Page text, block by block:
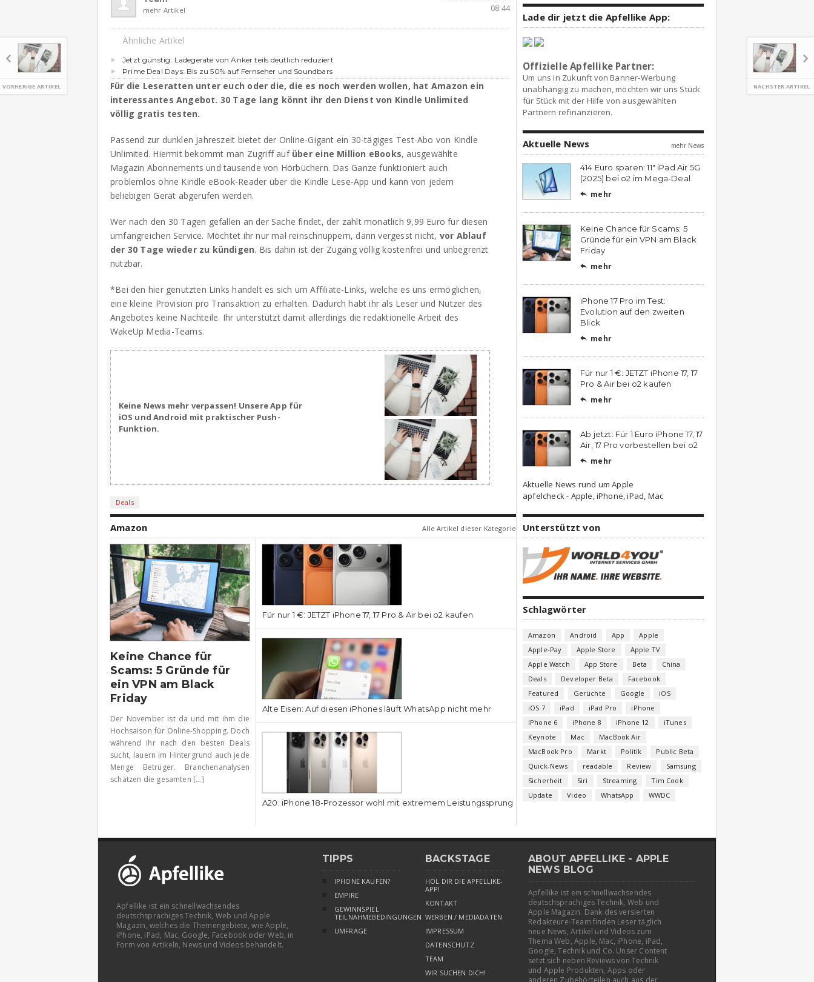
VORHERIGE ARTIKEL NÄCHSTER ARTIKEL
mehr Artikel
08:44
Ähnliche Artikel
Jetzt günstig: Ladegeräte von Anker teils deutlich reduziert
Prime Deal Days: Bis zu 50% auf Fernseher und Soundbars
Für die Leseratten unter euch oder die, die es noch werden wollen, hat Amazon ein
interessantes Angebot. 30 Tage lang könnt ihr den Dienst von Kindle Unlimited
völlig gratis testen.
Passend zur dunklen Jahreszeit bietet der Online-Gigant ein 30-tägiges Test-Abo von Kindle
Unlimited. Hiermit bekommt man Zugriff auf über eine Million eBooks, ausgewählte
Magazin Abonnements und tausende von Hörbüchern. Das Ganze funktioniert auch
problemlos ohne Kindle eBook-Reader über die Kindle Lese-App und kann von jedem
beliebigen Gerät abgerufen werden.
Wer nach den 30 Tagen gefallen an der Sache findet, der zahlt monatlich 9,99 Euro für diesen
umfangreichen Service. Möchtet ihr nur mal reinschnuppern, dann vergesst nicht, vor Ablauf
der 30 Tage wieder zu kündigen. Bis dahin ist der Zugang völlig kostenfrei und unbegrenzt
nutzbar.
*Bei den hier genutzten Links handelt es sich um Affiliate-Links, welche es uns ermöglichen,
eine kleine Provision pro Transaktion zu erhalten. Dadurch habt ihr als Leser und Nutzer des
Angebotes keine Nachteile. Ihr unterstützt damit allerdings die redaktionelle Arbeit des
WakeUp Media-Teams.
Keine News mehr verpassen! Unsere App für
iOS und Android mit praktischer Push-
Funktion.
Deals
Amazon Alle Artikel dieser Kategorie
Keine Chance für
Scams: 5 Gründe für
ein VPN am Black
Friday
Der November ist da und mit ihm die
Hochsaison für Online-Shopping. Doch
während ihr nach den besten Deals
sucht, lauern im Hintergrund auch jede
Menge Betrüger. Branchenanalysen
schätzen die gesamten [...]
Für nur 1 €: JETZT iPhone 17, 17 Pro & Air bei o2 kaufen
Alte Eisen: Auf diesen iPhones läuft WhatsApp nicht mehr
A20: iPhone 18-Prozessor wohl mit extremem Leistungssprung
Lade dir jetzt die Apfellike App:
Offizielle Apfellike Partner:
Um uns in Zukunft von Banner-Werbung
unabhängig zu machen, möchten wir uns Stück
für Stück mit der Hilfe von ausgewählten
Partnern refinanzieren.
Aktuelle News mehr News
414 Euro sparen: 11″ iPad Air 5G
(2025) bei o2 im Mega-Deal
 mehr
Keine Chance für Scams: 5
Gründe für ein VPN am Black
Friday
 mehr
iPhone 17 Pro im Test:
Evolution auf den zweiten
Blick
 mehr
Für nur 1 €: JETZT iPhone 17, 17
Pro & Air bei o2 kaufen
 mehr
Ab jetzt: Für 1 Euro iPhone 17, 17
Air, 17 Pro vorbestellen bei o2
 mehr
Aktuelle News rund um Apple
apfelcheck - Apple, iPhone, iPad, Mac
Unterstützt von
Schlagwörter
Amazon Android App
Apple
Apple-Pay
Apple Store
Apple TV
Apple Watch
App Store Beta
China
Deals
Developer Beta
Facebook
Featured
Gerüchte Google
iOS
iOS 7
iPad iPad Pro
iPhone
iPhone 6
iPhone 8 iPhone 12
iTunes
Keynote
Mac
MacBook Air
MacBook Pro
Markt Politik
Public Beta
Quick-News
readable Review
Samsung
Sicherheit
Siri Streaming
Tim Cook
Update
Video WhatsApp WWDC
Apfellike ist ein schnellwachsendes
deutschsprachiges Technik, Web und Apple
Magazin, welches die Themengebiete, wie Apple,
iPhone, iPad, Mac, Google, Facebook oder Web, in
Form von Artikeln, News und Videos behandelt.
TIPPS
IPHONE KAUFEN?
EMPIRE
GEWINNSPIEL
TEILNAHMEBEDINGUNGEN
UMFRAGE
BACKSTAGE
HOL DIR DIE APFELLIKE-
APP!
KONTAKT
WERBEN / MEDIADATEN
IMPRESSUM
DATENSCHUTZ
TEAM
WIR SUCHEN DICH!
ABOUT APFELLIKE - APPLE
NEWS BLOG
Apfellike ist ein schnellwachsendes
deutschsprachiges Technik, Web und
Apple Magazin. Dank des versierten
Redakteure-Team finden Leser täglich
neue News, Artikel und Videos zum
Thema Web, Apple, Mac, iPhone, iPad,
Google, Technik und Co. Unser Content
setzt sich neben Reviews von Technik
und Apple Produkten, Apps oder
anderen Zubehörteilen auch aus der